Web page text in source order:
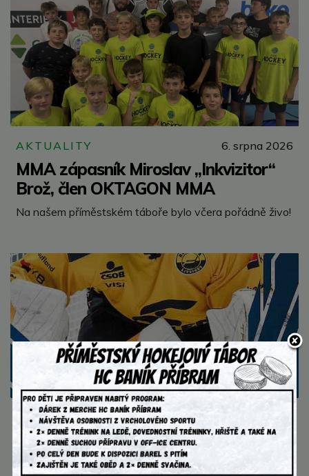
AKTUALITY 6. srpna 2026
MMA zápasník Miroslav „Inkvizitor“
Brož, člen OKTAGON MMA
Na našem příměstském táboře bylo včera pořádně živo!
AKTUALITY
Extraliga na našem příměstském
táboře!